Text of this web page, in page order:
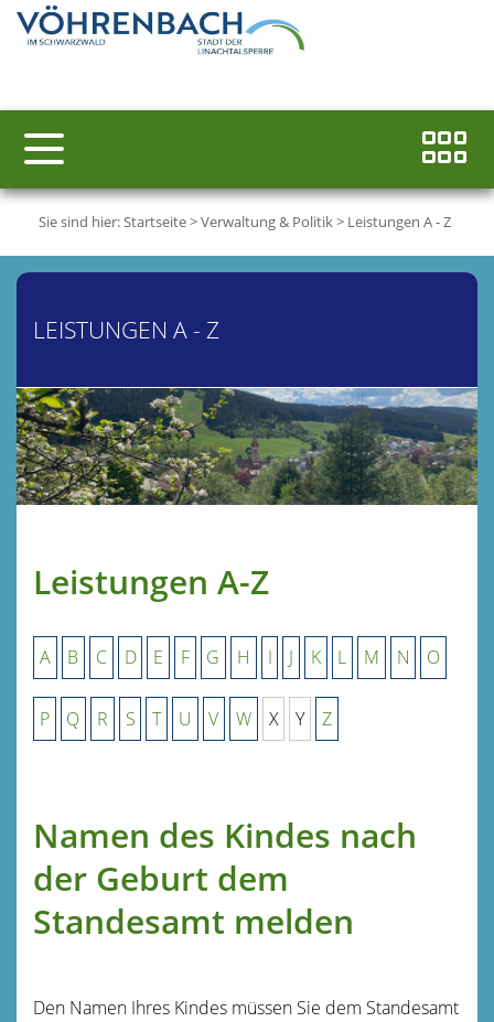
Sie sind hier:Startseite>Verwaltung & Politik> Leistungen A - Z
LEISTUNGEN A - Z
Leistungen A-Z
A B C D E F G H I J K L M N O
P Q R S T U V W X Y Z
Namen des Kindes nach
der Geburt dem
Standesamt melden
Den Namen Ihres Kindes müssen Sie dem Standesamt